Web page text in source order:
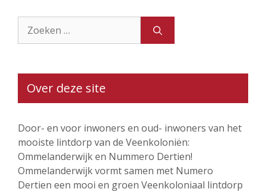
naar:
Over deze site
Door- en voor inwoners en oud- inwoners van het
mooiste lintdorp van de Veenkoloniën:
Ommelanderwijk en Nummero Dertien!
Ommelanderwijk vormt samen met Numero
Dertien een mooi en groen Veenkoloniaal lintdorp